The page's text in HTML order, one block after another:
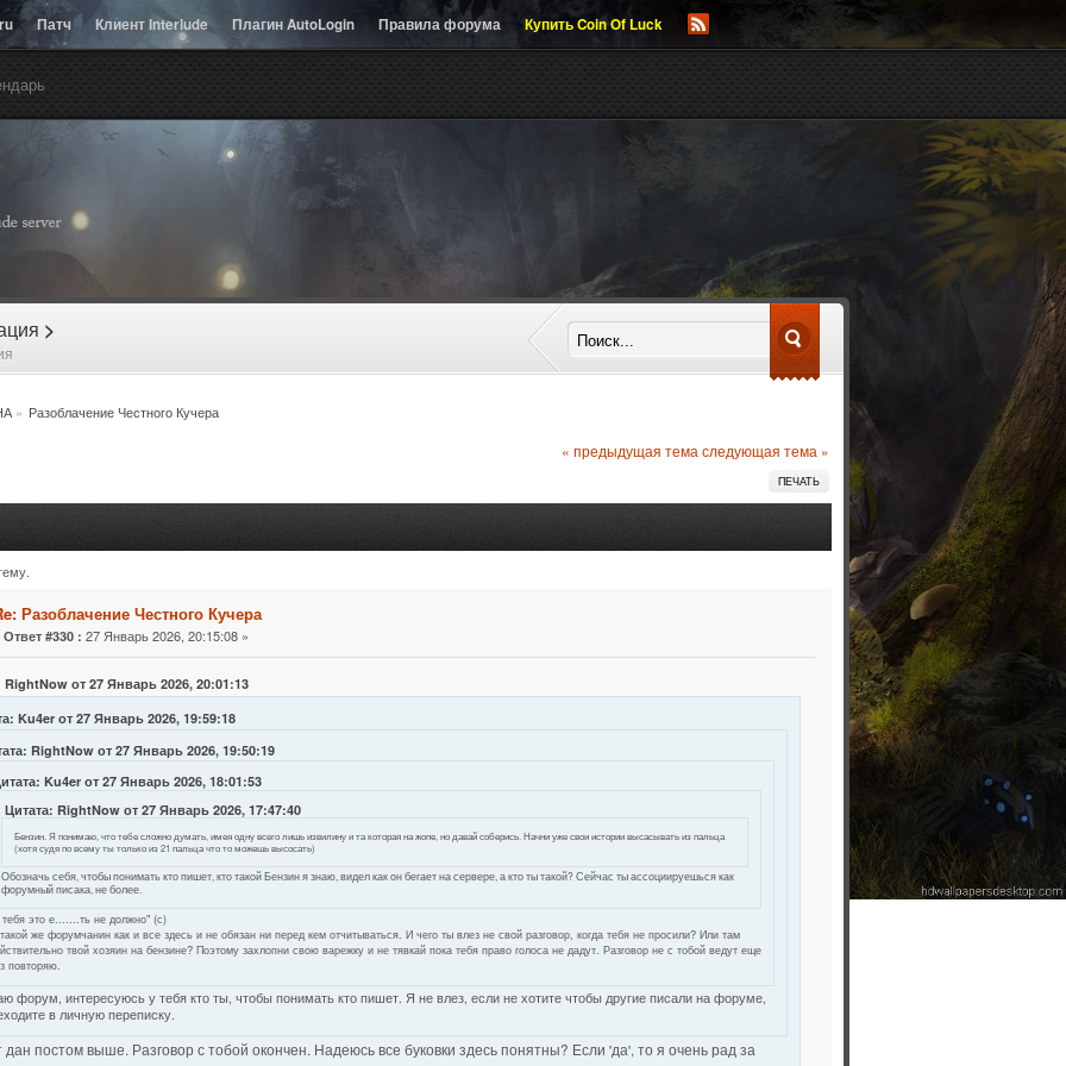
Патч Клиент Interlude Плагин AutoLogin Правила форума Купить Coin Of Luck
>
» Разоблачение Честного Кучера
« предыдущая тема следующая тема »
ПЕЧАТЬ
(Прочитано 178477 раз)
Разоблачение Честного Кучера
Ответ #330 : 27 Январь 2026, 20:15:08 »
RightNow от 27 Январь 2026, 20:01:13
Ku4er от 27 Январь 2026, 19:59:18
RightNow от 27 Январь 2026, 19:50:19
Ku4er от 27 Январь 2026, 18:01:53
Цитата: RightNow от 27 Январь 2026, 17:47:40
Бензин. Я понимаю, что тебе сложно думать, имея одну всего лишь извилину и та которая на жопе, но давай соберись. Начни уже свои истории высасывать из пальца
(хотя судя по всему ты только из 21 пальца что то можешь высосать)
Обозначь себя, чтобы понимать кто пишет, кто такой Бензин я знаю, видел как он бегает на сервере, а кто ты такой? Сейчас ты ассоциируешься как
форумный писака, не более.
это е.......ть не должно" (с)
же форумчанин как и все здесь и не обязан ни перед кем отчитываться. И чего ты влез не свой разговор, когда тебя не просили? Или там
твой хозяин на бензине? Поэтому захлопни свою варежку и не тявкай пока тебя право голоса не дадут. Разговор не с тобой ведут еще
повторяю.
форум, интересуюсь у тебя кто ты, чтобы понимать кто пишет. Я не влез, если не хотите чтобы другие писали на форуме,
в личную переписку.
дан постом выше. Разговор с тобой окончен. Надеюсь все буковки здесь понятны? Если 'да', то я очень рад за